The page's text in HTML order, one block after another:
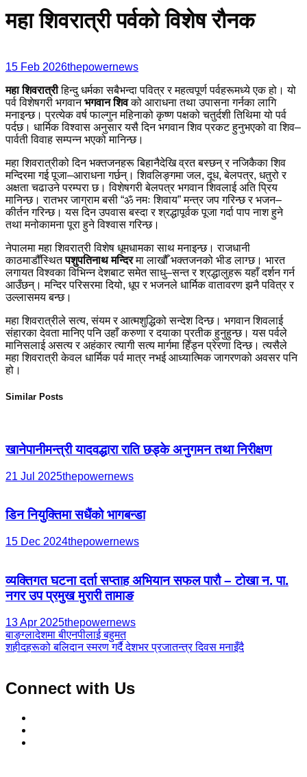
महा शिवरात्री पर्वको विशेष रौनक
15 Feb 2026thepowernews
महा शिवरात्रीहिन्दु धर्मका सबैभन्दा पवित्र र महत्वपूर्ण पर्वहरूमध्ये एक हो। यो
पर्व विशेषगरी भगवानभगवान शिवको आराधना तथा उपासना गर्नका लागि
मनाइन्छ। प्रत्येक वर्ष फाल्गुन महिनाको कृष्ण पक्षको चतुर्दशी तिथिमा यो पर्व
पर्दछ। धार्मिक विश्वास अनुसार यसै दिन भगवान शिव प्रकट हुनुभएको वा शिव–
पार्वती विवाह सम्पन्न भएको मानिन्छ।
महा शिवरात्रीको दिन भक्तजनहरू बिहानैदेखि व्रत बस्छन् र नजिकैका शिव
मन्दिरमा गई पूजा–आराधना गर्छन्। शिवलिङ्गमा जल, दूध, बेलपत्र, धतुरो र
अक्षता चढाउने परम्परा छ। विशेषगरी बेलपत्र भगवान शिवलाई अति प्रिय
मानिन्छ। रातभर जाग्राम बसी “ॐ नमः शिवाय” मन्त्र जप गरिन्छ र भजन–
कीर्तन गरिन्छ। यस दिन उपवास बस्दा र श्रद्धापूर्वक पूजा गर्दा पाप नाश हुने
तथा मनोकामना पूरा हुने विश्वास गरिन्छ।
नेपालमा महा शिवरात्री विशेष धूमधामका साथ मनाइन्छ। राजधानी
काठमाडौँस्थितपशुपतिनाथ मन्दिरमा लाखौँ भक्तजनको भीड लाग्छ। भारत
लगायत विश्वका विभिन्न देशबाट समेत साधु–सन्त र श्रद्धालुहरू यहाँ दर्शन गर्न
आउँछन्। मन्दिर परिसरमा दियो, धूप र भजनले धार्मिक वातावरण झनै पवित्र र
उल्लासमय बन्छ।
महा शिवरात्रीले सत्य, संयम र आत्मशुद्धिको सन्देश दिन्छ। भगवान शिवलाई
संहारका देवता मानिए पनि उहाँ करुणा र दयाका प्रतीक हुनुहुन्छ। यस पर्वले
मानिसलाई असत्य र अहंकार त्यागी सत्य मार्गमा हिँड्न प्रेरणा दिन्छ। त्यसैले
महा शिवरात्री केवल धार्मिक पर्व मात्र नभई आध्यात्मिक जागरणको अवसर पनि
हो।
Similar Posts
खानेपानीमन्त्री यादवद्धारा राति छड्के अनुगमन तथा निरीक्षण
21 Jul 2025thepowernews
डिन नियुक्तिमा सधैंको भागबन्डा
15 Dec 2024thepowernews
व्यक्तिगत घटना दर्ता सप्ताह अभियान सफल पारौ – टोखा न. पा.
नगर उप प्रमुख मुरारी तामाङ
13 Apr 2025thepowernews
Post
navigation
बाङ्ग्लादेशमा बीएनपीलाई बहुमत
शहीदहरूको बलिदान स्मरण गर्दै देशभर प्रजातन्त्र दिवस मनाइँदै
Connect with Us